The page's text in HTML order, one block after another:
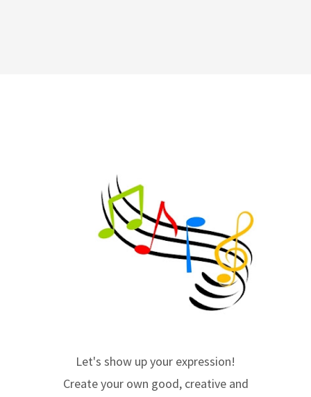
Let's show up your expression!
Create your own good, creative and